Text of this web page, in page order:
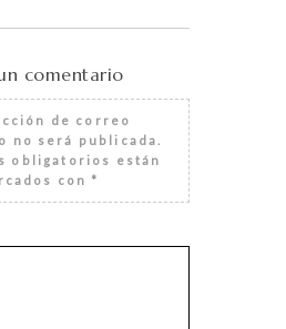
comentario
de correo
no será publicada.
obligatorios están
con *